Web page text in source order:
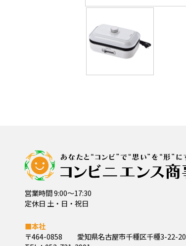
営業時間 9:00～17:30
定休日 土・日・祝日
■本社
〒464-0858
愛知県名古屋市千種区千種3-22-20